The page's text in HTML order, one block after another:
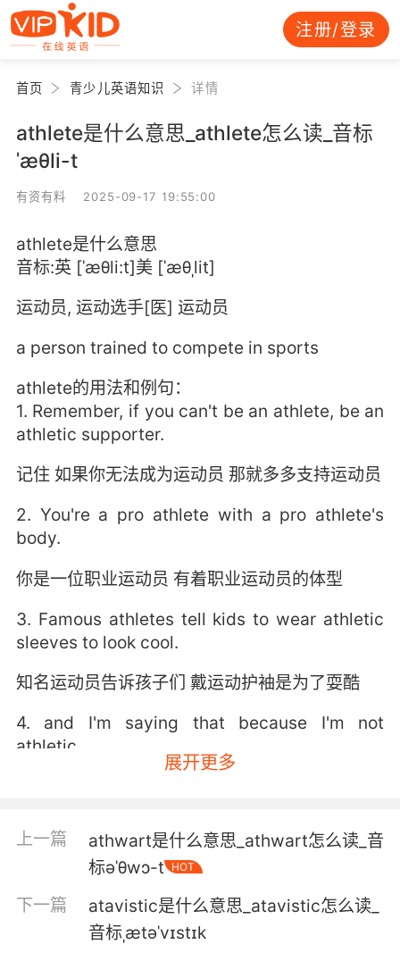
注册/登录
首页 青少儿英语知识 详情
athlete是什么意思_athlete怎么读_音标
ˈæθli-t
有资有料 2025-09-17 19:55:00
athlete是什么意思
音标:英 [ˈæθli:t]美 [ˈæθˌlit]
运动员, 运动选手[医] 运动员
a person trained to compete in sports
athlete的用法和例句：
1. Remember, if you can't be an athlete, be an
athletic supporter.
记住 如果你无法成为运动员 那就多多支持运动员
2. You're a pro athlete with a pro athlete's
body.
你是一位职业运动员 有着职业运动员的体型
3. Famous athletes tell kids to wear athletic
sleeves to look cool.
知名运动员告诉孩子们 戴运动护袖是为了耍酷
4. and I'm saying that because I'm not
athletic.
5. We're looking for an athlete. I couldn't do
that.
6. Being an athlete isn't all about winning.
展开更多
上一篇
athwart是什么意思_athwart怎么读_音
标əˈθwɔ-t
HOT
下一篇
atavistic是什么意思_atavistic怎么读_
音标ˌætəˈvɪstɪk